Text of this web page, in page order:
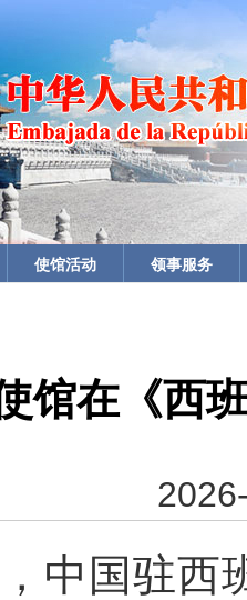
使馆活动 领事服务
馆在《西
中国驻西